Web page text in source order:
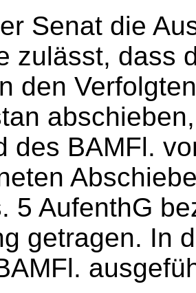
Senat die
zulässt, dass
den
des BAMFl.
5 AufenthG
getragen. In